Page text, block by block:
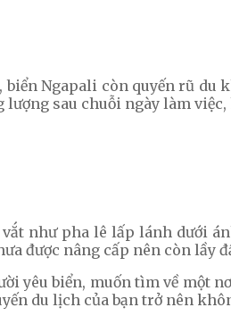
Ngapali còn quyến rũ
sau chuỗi ngày làm
như pha lê lấp lánh dưới
được nâng cấp nên còn lầy
yêu biển, muốn tìm về một
du lịch của bạn trở nên